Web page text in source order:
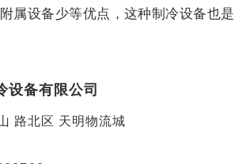
属设备少等优点，这种制冷设备也是
设备有限公司
路北区 天明物流城